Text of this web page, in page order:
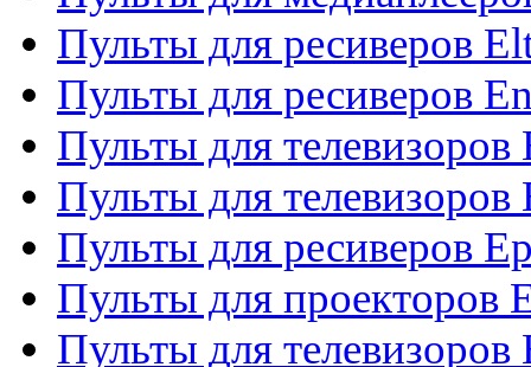
Пульты для ресиверов
Пульты для ресиверов
Пульты для телевизоров
Пульты для телевизоров
Пульты для ресиверов
Пульты для проекторов
Пульты для телевизоров